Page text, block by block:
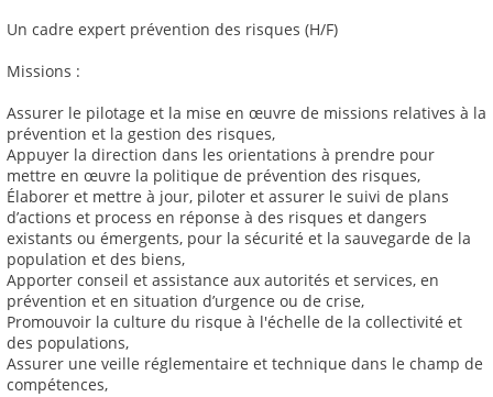
Un cadre expert prévention des risques (H/F)
Missions :
Assurer le pilotage et la mise en œuvre de missions relatives à la
prévention et la gestion des risques,
Appuyer la direction dans les orientations à prendre pour
mettre en œuvre la politique de prévention des risques,
Élaborer et mettre à jour, piloter et assurer le suivi de plans
d’actions et process en réponse à des risques et dangers
existants ou émergents, pour la sécurité et la sauvegarde de la
population et des biens,
Apporter conseil et assistance aux autorités et services, en
prévention et en situation d’urgence ou de crise,
Promouvoir la culture du risque à l'échelle de la collectivité et
des populations,
Assurer une veille réglementaire et technique dans le champ de
compétences,